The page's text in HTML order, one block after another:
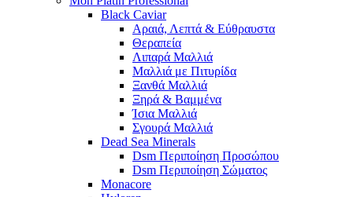
Black Caviar
Αραιά, Λεπτά & Εύθραυστα
Θεραπεία
Λιπαρά Μαλλιά
Μαλλιά με Πιτυρίδα
Ξανθά Μαλλιά
Ξηρά & Βαμμένα
Ίσια Μαλλιά
Σγουρά Μαλλιά
Dead Sea Minerals
Dsm Περιποίηση Προσώπου
Dsm Περιποίηση Σώματος
Monacore